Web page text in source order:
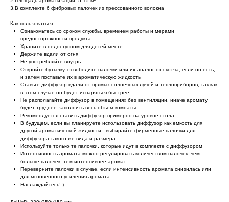
3.В комплекте 6 фибровых палочек из прессованного волокна
Как пользоваться:
Ознакомьтесь со сроком службы, временем работы и мерами
предосторожности продукта
Храните в недоступном для детей месте
Держите вдали от огня
Не употребляйте внутрь
Откройте бутылку, освободите палочки или их аналог от скотча, если он есть,
и затем поставьте их в ароматическую жидкость
Ставьте диффузор вдали от прямых солнечных лучей и теплоприборов, так как
в этом случае он будет испаряться быстрее
Не располагайте диффузор в помещениях без вентиляции, иначе аромату
будет труднее заполнить весь объем комнаты
Рекомендуется ставить диффузор примерно на уровне стола
В будущем, если вы планируете использовать диффузор как емкость для
другой ароматической жидкости - выбирайте фирменные палочки для
диффузора такого же вида и размера
Используйте только те палочки, которые идут в комплекте с диффузором
Интенсивность аромата можно регулировать количеством палочек: чем
больше палочек, тем интенсивнее аромат
Переверните палочки в случае, если интенсивность аромата снизилась или
для мгновенного усиления аромата
Наслаждайтесь!:)